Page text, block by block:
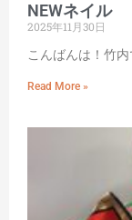
NEWネイル
2025年11月30日
こんばんは！竹
Read More »